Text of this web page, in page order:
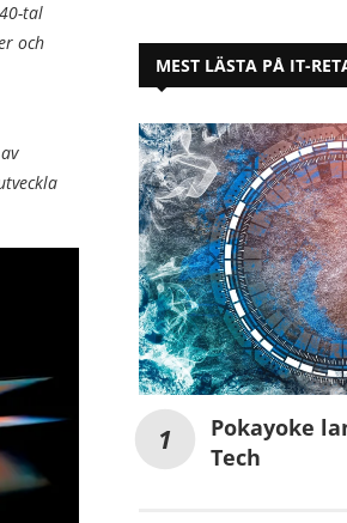
tal
och
MEST LÄSTA PÅ IT-
Pokayoke
Tech